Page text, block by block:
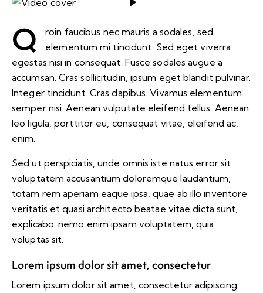
Q
roin faucibus nec mauris a sodales, sed
elementum mi tincidunt. Sed eget viverra
egestas nisi in consequat. Fusce sodales augue a
accumsan. Cras sollicitudin, ipsum eget blandit pulvinar.
Integer tincidunt. Cras dapibus. Vivamus elementum
semper nisi. Aenean vulputate eleifend tellus. Aenean
leo ligula, porttitor eu, consequat vitae, eleifend ac,
enim.
Sed ut perspiciatis, unde omnis iste natus error sit
voluptatem accusantium doloremque laudantium,
totam rem aperiam eaque ipsa, quae ab illo inventore
veritatis et quasi architecto beatae vitae dicta sunt,
explicabo. nemo enim ipsam voluptatem, quia
voluptas sit.
Lorem ipsum dolor sit amet, consectetur
Lorem ipsum dolor sit amet, consectetur adipiscing